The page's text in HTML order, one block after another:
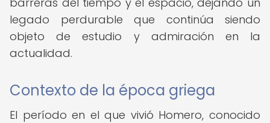
legado perdurable que continúa siendo
objeto de estudio y admiración en la
actualidad.
Contexto de la época griega
El período en el que vivió Homero, conocido